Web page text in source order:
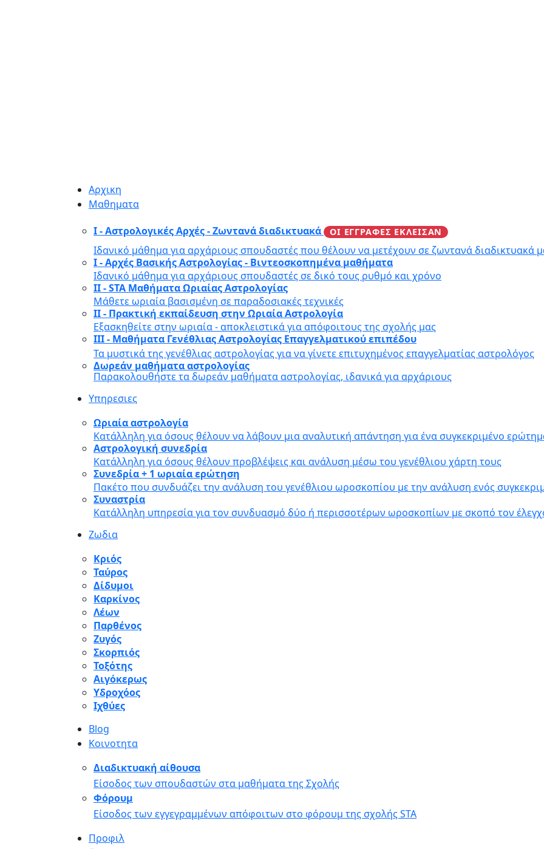
Αρχικη
Μαθηματα
I - Αστρολογικές Αρχές - Ζωντανά διαδικτυακά ΟΙ ΕΓΓΡΑΦΕΣ ΕΚΛΕΙΣΑΝ
Ιδανικό μάθημα για αρχάριους σπουδαστές που θέλουν να μετέχουν σε ζωντανά διαδικτυακά
I - Αρχές Βασικής Αστρολογίας - Βιντεοσκοπημένα μαθήματα
Ιδανικό μάθημα για αρχάριους σπουδαστές σε δικό τους ρυθμό και χρόνο
II - STA Μαθήματα Ωριαίας Αστρολογίας
Μάθετε ωριαία βασισμένη σε παραδοσιακές τεχνικές
II - Πρακτική εκπαίδευση στην Ωριαία Αστρολογία
Εξασκηθείτε στην ωριαία - αποκλειστικά για απόφοιτους της σχολής μας
III - Μαθήματα Γενέθλιας Αστρολογίας Επαγγελματικού επιπέδου
Τα μυστικά της γενέθλιας αστρολογίας για να γίνετε επιτυχημένος επαγγελματίας αστρολόγος
Δωρεάν μαθήματα αστρολογίας
Παρακολουθήστε τα δωρεάν μαθήματα αστρολογίας, ιδανικά για αρχάριους
Υπηρεσιες
Ωριαία αστρολογία
Κατάλληλη για όσους θέλουν να λάβουν μια αναλυτική απάντηση για ένα συγκεκριμένο
Αστρολογική συνεδρία
Κατάλληλη για όσους θέλουν προβλέψεις και ανάλυση μέσω του γενέθλιου χάρτη τους
Συνεδρία + 1 ωριαία ερώτηση
Πακέτο που συνδυάζει την ανάλυση του γενέθλιου ωροσκοπίου με την ανάλυση ενός
Συναστρία
Κατάλληλη υπηρεσία για τον συνδυασμό δύο ή περισσοτέρων ωροσκοπίων με σκοπό τον
Ζωδια
Κριός
Ταύρος
Δίδυμοι
Καρκίνος
Λέων
Παρθένος
Ζυγός
Σκορπιός
Τοξότης
Αιγόκερως
Υδροχόος
Ιχθύες
Blog
Κοινοτητα
Διαδικτυακή αίθουσα
Είσοδος των σπουδαστών στα μαθήματα της Σχολής
Φόρουμ
Είσοδος των εγγεγραμμένων απόφοιτων στο φόρουμ της σχολής STA
Προφιλ